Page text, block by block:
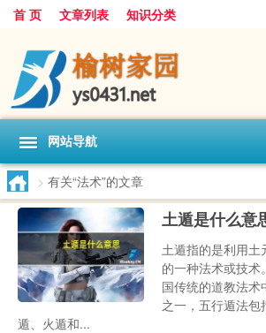
首 页 文章列表 知识分类
网站导航
> 有关“法术”的文章
土遁是什么意
土遁指的是利用土
的一种法术或技术
国传统的道教法
之一，五行遁法包
遁、火遁和...